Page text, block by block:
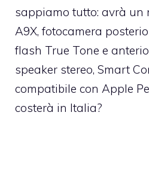
sappiamo tutto: avrà un
A9X, fotocamera
flash True Tone e
speaker stereo, Smart
compatibile con Apple
costerà in Italia?